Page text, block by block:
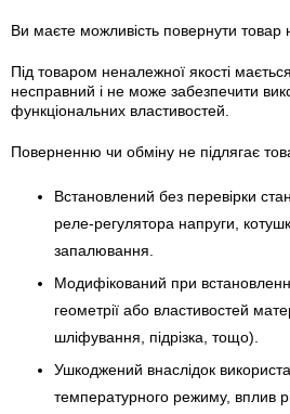
Ви маєте можливість повернути товар
Під товаром неналежної якості
несправний і не може забезпечити
функціональних властивостей.
Поверненню чи обміну не підлягає
Встановлений без перевірки
реле-регулято­ра напруги,
запалювання.
Модифікований при встановленні
геометрії або властивостей
шліфування, підрізка, тощо).
Ушкоджений внаслідок
температурного режиму, вплив